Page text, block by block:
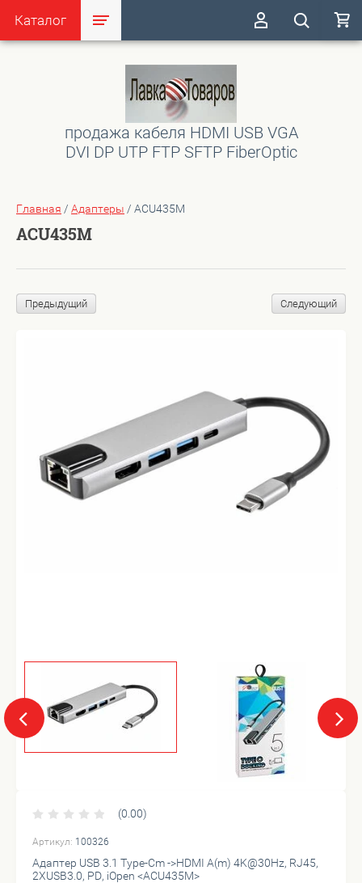
Каталог
продажа кабеля HDMI USB VGA
DVI DP UTP FTP SFTP FiberOptic
Главная / Адаптеры / ACU435M
ACU435M
Предыдущий Следующий
(0.00)
Артикул: 100326
Адаптер USB 3.1 Type-Cm ->HDMI A(m) 4K@30Hz, RJ45,
2XUSB3.0, PD, iOpen <ACU435M>